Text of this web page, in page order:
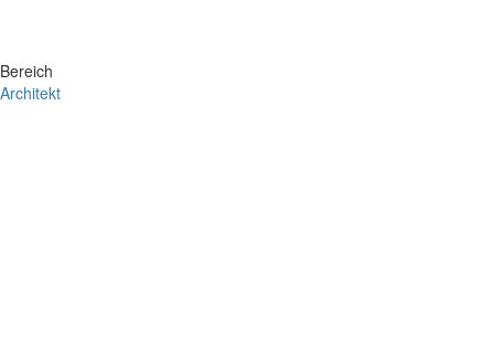
Bereich
Architekt